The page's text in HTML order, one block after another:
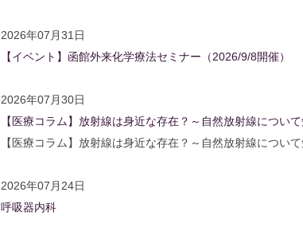
2026年07月31日
【イベント】函館外来化学療法セミナー（2026/9/8開催）
2026年07月30日
【医療コラム】放射線は身近な存在？～自然放射線について
【医療コラム】放射線は身近な存在？～自然放射線につい
2026年07月24日
呼吸器内科